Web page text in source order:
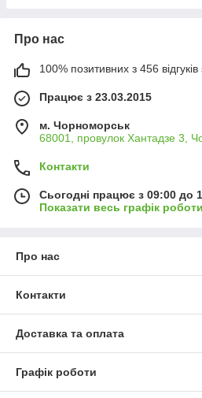
Про нас
100% позитивних з 456 відгуків
Працює з 23.03.2015
м. Чорноморськ
68001, провулок Хантадзе 3,
Контакти
Сьогодні працює з 09:00 до
Показати весь графік роботи
Про нас
Контакти
Доставка та оплата
Графік роботи